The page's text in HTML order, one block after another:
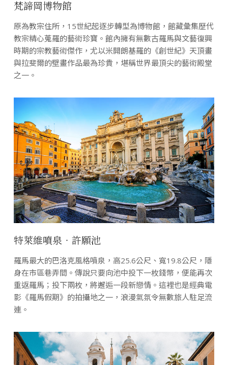
梵諦岡博物館
原為教宗住所，15世紀起逐步轉型為博物館，館藏彙集歷代
教宗精心蒐羅的藝術珍寶。館內擁有無數古羅馬與文藝復興
時期的宗教藝術傑作，尤以米開朗基羅的《創世紀》天頂畫
與拉斐爾的壁畫作品最為珍貴，堪稱世界最頂尖的藝術殿堂
之一。
特萊維噴泉‧許願池
羅馬最大的巴洛克風格噴泉，高25.6公尺、寬19.8公尺，隱
身在市區巷弄間。傳說只要向池中投下一枚錢幣，便能再次
重返羅馬；投下兩枚，將邂逅一段新戀情。這裡也是經典電
影《羅馬假期》的拍攝地之一，浪漫氣氛令無數旅人駐足流
連。